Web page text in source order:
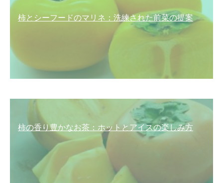
柿とシーフードのマリネ：洗練された前菜の提案
柿の香り豊かなお茶：ホットとアイスの楽しみ方